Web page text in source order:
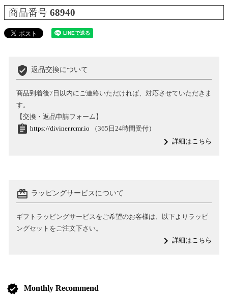
商品番号 68940
verified_user 返品交換について
商品到着後7日以内にご連絡いただければ、対応させていただきま
す。
【交換・返品申請フォーム】
assignment https://diviner.rcmr.io （365日24時間受付）
navigate_next詳細はこちら
card_giftcard ラッピングサービスについて
ギフトラッピングサービスをご希望のお客様は、以下よりラッピ
ングセットをご注文下さい。
navigate_next詳細はこちら
verified Monthly Recommend